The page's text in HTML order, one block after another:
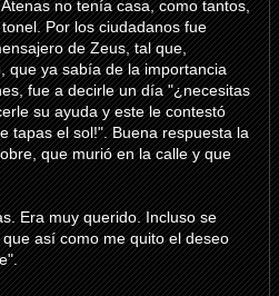
no tenía casa, como tantos,
Por los ciudadanos fue
de Zeus, tal que,
que ya sabía de la importancia
fue a decirle un día "¿necesitas
su ayuda y este le contestó
tapas el sol!". Buena respuesta la
que murió en la calle y que
Era muy querido. Incluso se
así como me quito el deseo